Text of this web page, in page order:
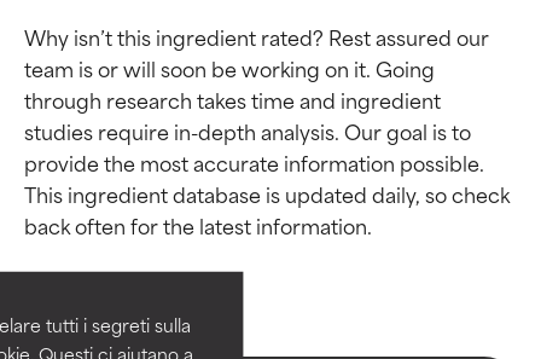
tutti i segreti sulla
Questi ci aiutano a
Why isn’t this ingredient rated? Rest assured our
team is or will soon be working on it. Going
through research takes time and ingredient
studies require in-depth analysis. Our goal is to
provide the most accurate information possible.
This ingredient database is updated daily, so check
Valutazione degli
ingredienti
Comprovati e sostenuti da studi
indipendenti. Ingrediente attivo
Valutazione degli
ingredienti
Comprovati e sostenuti da studi
indipendenti. Ingrediente attivo